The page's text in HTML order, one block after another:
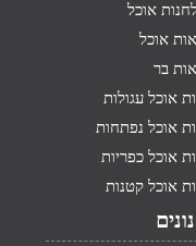
אוכל
אוכל
בר
אוכל עגולות
אוכל נפתחות
אוכל כפריות
אוכל קטנות